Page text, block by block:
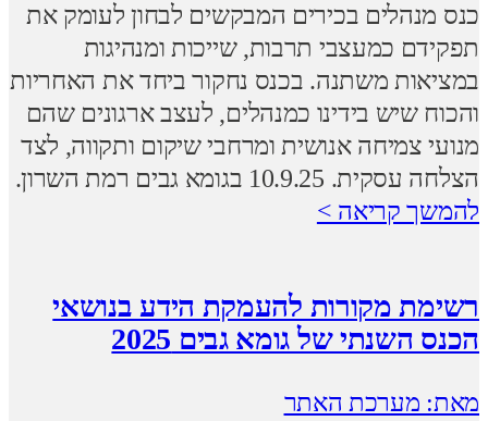
כנס מנהלים בכירים המבקשים לבחון לעומק את
תפקידם כמעצבי תרבות, שייכות ומנהיגות
במציאות משתנה. בכנס נחקור ביחד את האחריות
והכוח שיש בידינו כמנהלים, לעצב ארגונים שהם
מנועי צמיחה אנושית ומרחבי שיקום ותקווה, לצד
הצלחה עסקית. 10.9.25 בגומא גבים רמת השרון.
להמשך קריאה >
רשימת מקורות להעמקת הידע בנושאי
הכנס השנתי של גומא גבים 2025
מאת: מערכת האתר